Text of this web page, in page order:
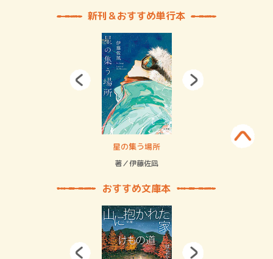
新刊＆おすすめ単行本
星の集う場所
著／伊藤佐凪
おすすめ文庫本